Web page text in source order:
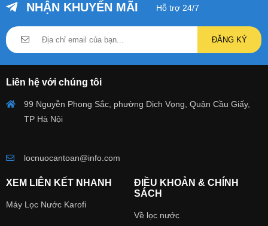
NHẬN KHUYẾN MÃI Hỗ trợ 24/7
ĐĂNG KÝ
Liên hệ với chúng tôi
99 Nguyễn Phong Sắc, phường Dịch Vọng, Quận Cầu Giấy,
TP Hà Nội
locnuocantoan@info.com
XEM LIÊN KẾT NHANH
Máy Lọc Nước Karofi
ĐIỀU KHOẢN & CHÍNH
SÁCH
Về lọc nước